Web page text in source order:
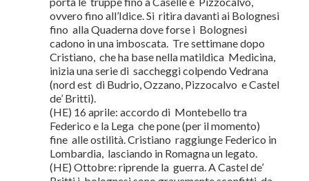
ovvero fino all’Idice. Si ritira davanti ai Bolognesi
fino alla Quaderna dove forse i Bolognesi
cadono in una imboscata. Tre settimane dopo
Cristiano, che ha base nella matildica Medicina,
inizia una serie di saccheggi colpendo Vedrana
(nord est di Budrio, Ozzano, Pizzocalvo e Castel
de’ Britti).
(HE) 16 aprile: accordo di Montebello tra
Federico e la Lega che pone (per il momento)
fine alle ostilità. Cristiano raggiunge Federico in
Lombardia, lasciando in Romagna un legato.
(HE) Ottobre: riprende la guerra. A Castel de’